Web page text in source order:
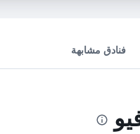
فنادق مشابهة